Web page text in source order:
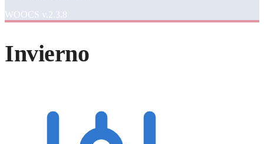
WOOCS v.2.3.8
Invierno